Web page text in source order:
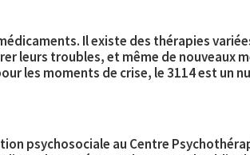
Il existe des thérapies
leurs troubles, et même de nouveaux
les moments de crise, le3114est un
psychosociale au Centre